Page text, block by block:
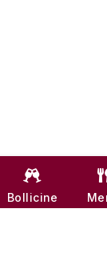
Bollicine